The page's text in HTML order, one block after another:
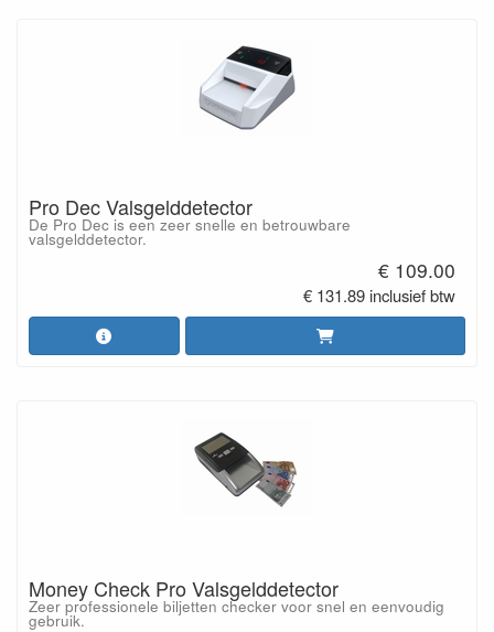
Pro Dec Valsgelddetector
De Pro Dec is een zeer snelle en betrouwbare
valsgelddetector.
€ 109.00
€ 131.89 inclusief btw
Money Check Pro Valsgelddetector
Zeer professionele biljetten checker voor snel en eenvoudig
gebruik.